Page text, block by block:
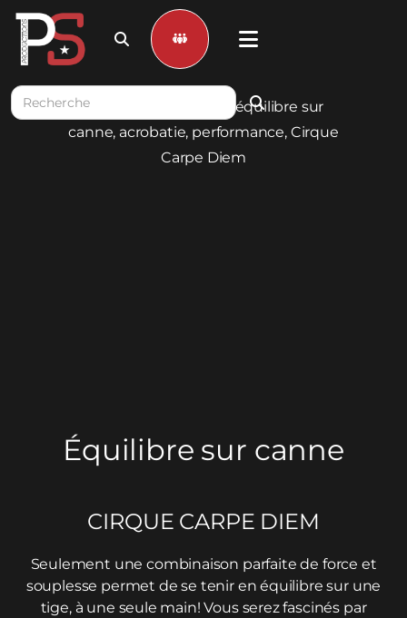
  
Équilibre sur canne
CIRQUE CARPE DIEM
Seulement une combinaison parfaite de force et
souplesse permet de se tenir en équilibre sur une
tige, à une seule main! Vous serez fascinés par